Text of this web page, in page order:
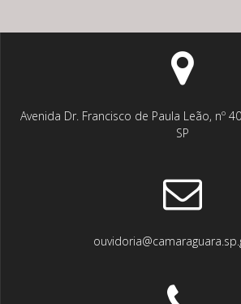
Avenida Dr. Francisco de Paula Leão, nº
SP